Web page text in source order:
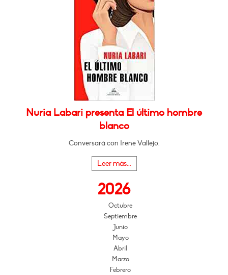
Nuria Labari presenta El último hombre
blanco
Conversará con Irene Vallejo.
Leer más...
2026
Octubre
Septiembre
Junio
Mayo
Abril
Marzo
Febrero